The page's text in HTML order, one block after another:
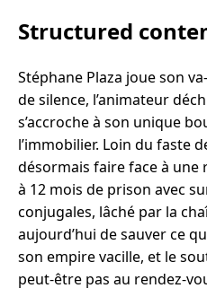
Structured
Stéphane Plaza joue son
de silence, l’animateur
s’accroche à son unique
l’immobilier. Loin du faste
désormais faire face à une
à 12 mois de prison avec
conjugales, lâché par la
aujourd’hui de sauver ce
son empire vacille, et le
peut-être pas au rendez-